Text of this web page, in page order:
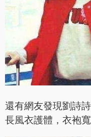
還有網友發現劉詩
長風衣護體，衣袍